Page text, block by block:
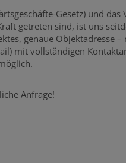
Gesetz) und das
getreten sind, ist uns
genaue Objektadresse
mit vollständigen
Anfrage!